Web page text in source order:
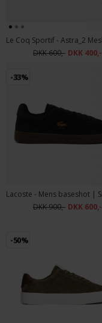
DKK 600,- DKK 400,-
-33%
DKK 900,- DKK 600,-
-50%